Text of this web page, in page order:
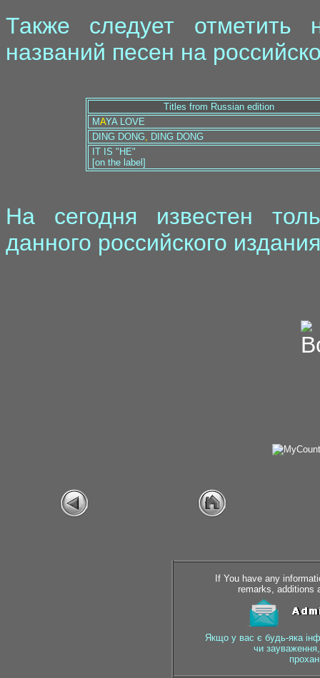
Также следует отметить
названий песен на
Titles from Russian edition
MAYA LOVE
DING DONG, DING DONG
IT IS "HE"
[on the label]
На сегодня известен
данного российского